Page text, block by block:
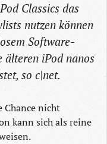
Classics das
nutzen können
Software-
älteren iPod nanos
so c|net.
Chance nicht
kann sich als reine